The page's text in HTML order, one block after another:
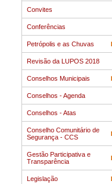
Convites
Conferências
Petrópolis e as Chuvas
Revisão da LUPOS 2018
Conselhos Municipais
Conselhos - Agenda
Conselhos - Atas
Conselho Comunitário de
Segurança - CCS
Gestão Participativa e
Transparência
Legislação